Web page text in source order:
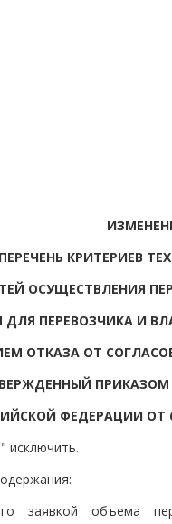
КРИТЕРИЕВ
ОСУЩЕСТВЛЕНИЯ
ДЛЯ ПЕРЕВОЗЧИКА И
ОТКАЗА ОТ
ФЕДЕРАЦИИ ОТ 6
исключить.
заявкой объема